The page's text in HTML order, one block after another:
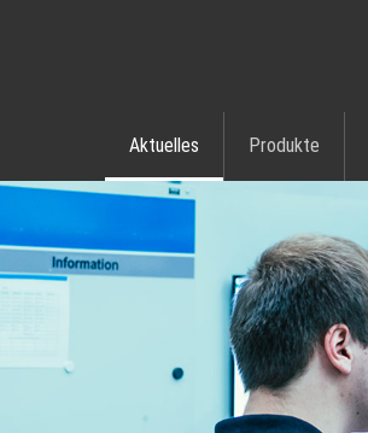
Aktuelles Produkte